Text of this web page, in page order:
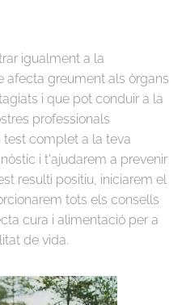
igualment a la
afecta greument als òrgans
i que pot conduir a la
professionals
test complet a la teva
i t'ajudarem a prevenir
resulti positiu, iniciarem el
tots els consells
cura i alimentació per a
de vida.